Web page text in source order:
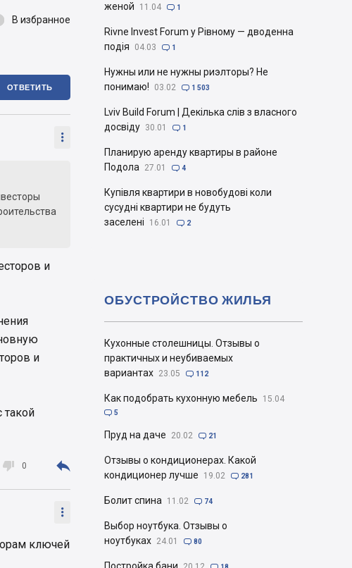
В избранное
ОТВЕТИТЬ

и
и
такой
 0 

ключей
женой
11.04  1
Rivne Invest Forum у Рівному — дводенна
подія
04.03  1
Нужны или не нужны риэлторы? Не
понимаю!
03.02  1 503
Lviv Build Forum | Декілька слів з власного
досвіду 30.01  1
Планирую аренду квартиры в районе
Подола
27.01  4
Купівля квартири в новобудові коли
сусудні квартири не будуть
заселені
16.01  2
Кухонные столешницы. Отзывы о
практичных и неубиваемых
вариантах 23.05  112
Как подобрать кухонную мебель 15.04
 5
Пруд на даче 20.02  21
Отзывы о кондиционерах. Какой
кондиционер лучше
19.02  281
Болит спина 11.02  74
Выбор ноутбука. Отзывы о
ноутбуках 24.01  80
ОБУСТРОЙСТВО ЖИЛЬЯ